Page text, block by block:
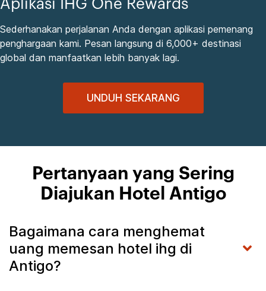
Aplikasi IHG One Rewards
Sederhanakan perjalanan Anda dengan aplikasi pemenang
penghargaan kami. Pesan langsung di 6,000+ destinasi
global dan manfaatkan lebih banyak lagi.
UNDUH SEKARANG
Pertanyaan yang Sering
Diajukan Hotel Antigo
Bagaimana cara menghemat
uang memesan hotel ihg di
Antigo?